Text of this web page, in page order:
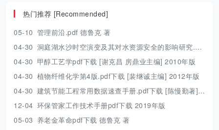
热门推荐 [Recommended]
05-10 管理前沿.pdf 德鲁克 著
04-30 洞庭湖水沙时空演变及其对水资源安全的影响研究.pdf 胡光伟 著 2017年版
04-30 甲醇工艺学pdf下载 [谢克昌 房鼎业主编] 2010年版
04-30 植物纤维化学第4版.pdf下载 [裴继诚主编] 2012年版
04-30 建筑节能工程常用数据速查手册.pdf下载 [陈慢勤著] 2010年版
12-04 环保管家工作技术手册pdf下载 2019年版
05-03 养老金革命pdf下载 德鲁克 著